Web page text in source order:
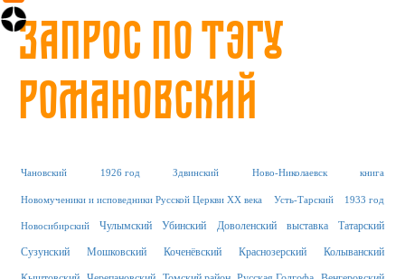
Запрос по тэгу
Романовский
Чановский 1926 год Здвинский Ново-Николаевск книга
Новомученики и исповедники Русской Церкви XX века Усть-Тарский 1933 год
Новосибирский Чулымский Убинский Доволенский выставка Татарский
Сузунский Мошковский Коченёвский Краснозерский Колыванский